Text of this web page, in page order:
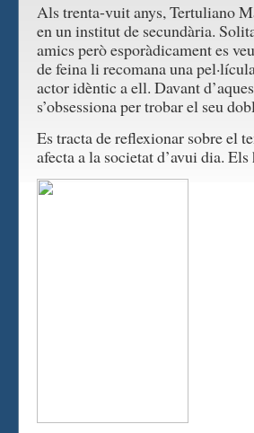
Als trenta-vuit anys, Tertuliano
en un institut de secundària.
amics però esporàdicament es
de feina li recomana una
actor idèntic a ell. Davant
s’obsessiona per trobar el seu
Es tracta de reflexionar sobre el
afecta a la societat d’avui dia.